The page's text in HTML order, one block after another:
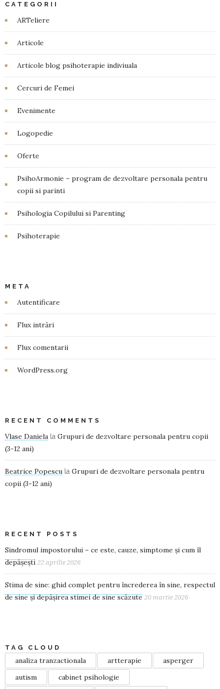
CATEGORII
ARTeliere
Articole
Articole blog psihoterapie indiviuala
Cercuri de Femei
Evenimente
Logopedie
Oferte
PsihoArmonie – program de dezvoltare personala pentru
copii si parinti
Psihologia Copilului si Parenting
Psihoterapie
META
Autentificare
Flux intrări
Flux comentarii
WordPress.org
RECENT COMMENTS
Vlase Daniela la Grupuri de dezvoltare personala pentru copii
(3-12 ani)
Beatrice Popescu la Grupuri de dezvoltare personala pentru
copii (3-12 ani)
RECENT POSTS
Sindromul impostorului – ce este, cauze, simptome și cum îl
depășești 22 aprilie 2026
Stima de sine: ghid complet pentru încrederea în sine, respectul
de sine și depășirea stimei de sine scăzute 20 martie 2026
TAG CLOUD
analiza tranzactionala artterapie
asperger
autism
cabinet psihologie